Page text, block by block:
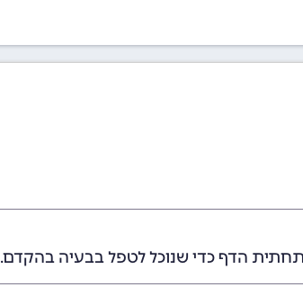
הדף כדי שנוכל לטפל בבעיה בהקדם.